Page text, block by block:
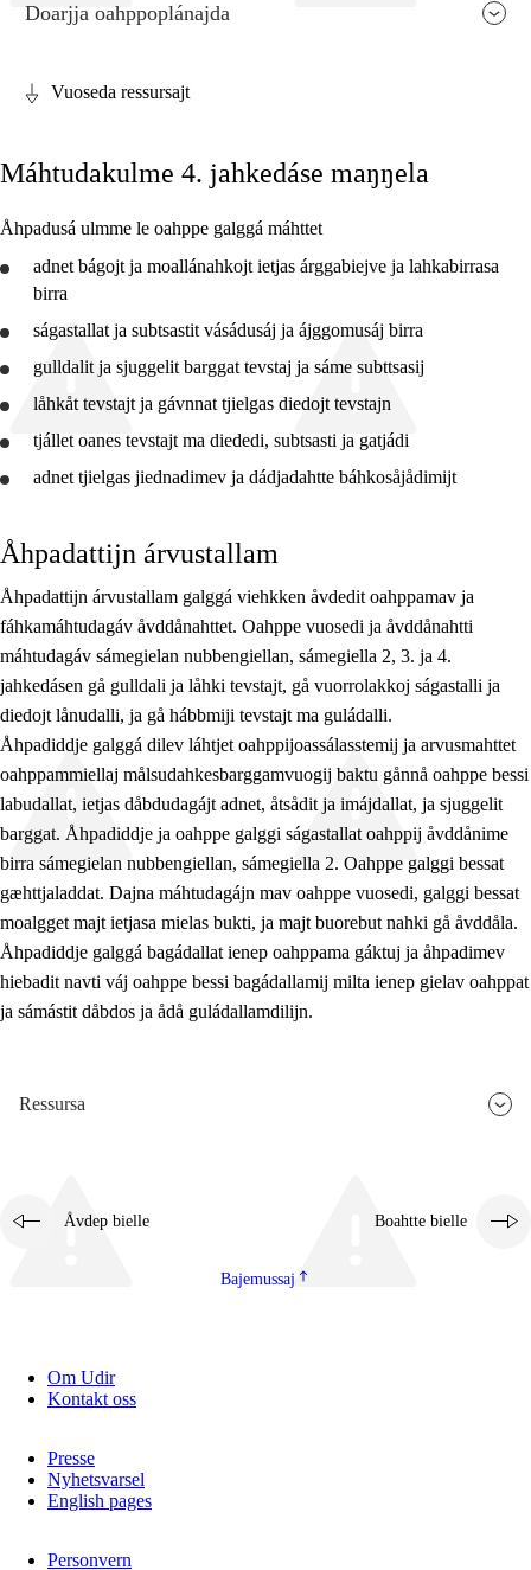
Guovdásj elementa
Fágajgasskasasj tiemá
Vuodotjehpudagá
2. jahkedáse
4. jahkedáse
7. jahkedáse
Jo1 OO
Jo2 OO
Jo3 OO
Jo3 lasádus
Doarjja oahppoplánajda
Vuoseda ressursajt
Máhtudakulme 4. jahkedáse maŋŋela
Åhpadusá ulmme le oahppe galggá máhttet
adnet bágojt ja moallánahkojt ietjas árggabiejve ja lahkabirrasa
birra
ságastallat ja subtsastit vásádusáj ja ájggomusáj birra
gulldalit ja sjuggelit barggat tevstaj ja sáme subttsasij
låhkåt tevstajt ja gávnnat tjielgas diedojt tevstajn
tjállet oanes tevstajt ma diededi, subtsasti ja gatjádi
adnet tjielgas jiednadimev ja dádjadahtte báhkosåjådimijt
Åhpadattijn árvustallam
Åhpadattijn árvustallam galggá viehkken åvdedit oahppamav ja
fáhkamáhtudagáv åvddånahttet. Oahppe vuosedi ja åvddånahtti
máhtudagáv sámegielan nubbengiellan, sámegiella 2, 3. ja 4.
jahkedásen gå gulldali ja låhki tevstajt, gå vuorrolakkoj ságastalli ja
diedojt lånudalli, ja gå hábbmiji tevstajt ma guládalli.
Åhpadiddje galggá dilev láhtjet oahppijoassálasstemij ja arvusmahttet
oahppammiellaj målsudahkesbarggamvuogij baktu gånnå oahppe bessi
labudallat, ietjas dåbdudagájt adnet, åtsådit ja imájdallat, ja sjuggelit
barggat. Åhpadiddje ja oahppe galggi ságastallat oahppij åvddånime
birra sámegielan nubbengiellan, sámegiella 2. Oahppe galggi bessat
gæhttjaladdat. Dajna máhtudagájn mav oahppe vuosedi, galggi bessat
moalgget majt ietjasa mielas bukti, ja majt buorebut nahki gå åvddåla.
Åhpadiddje galggá bagádallat ienep oahppama gáktuj ja åhpadimev
hiebadit navti váj oahppe bessi bagádallamij milta ienep gielav oahppat
ja sámástit dåbdos ja ådå guládallamdilijn.
Ressursa
Åvdep bielle Boahtte bielle
Bajemussaj
Om Udir
Kontakt oss
Presse
Nyhetsvarsel
English pages
Personvern